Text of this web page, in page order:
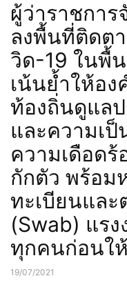
ผู้ว่าราชการ
ลงพื้นที่ติดต
วิด-19 ในพื้
เน้นย้ำให้อ
ท้องถิ่นดูแล
และความเป็
ความเดือดร้
กักตัว พร้อม
ทะเบียนและ
(Swab) แรง
ทุกคนก่อนใ
19/07/2021